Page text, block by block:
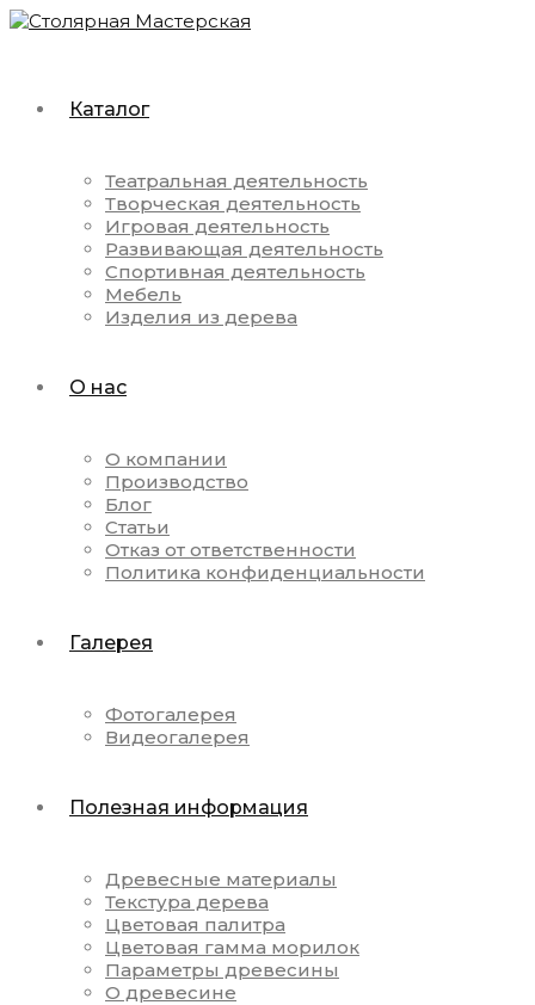
Каталог
Театральная деятельность
Творческая деятельность
Игровая деятельность
Развивающая деятельность
Спортивная деятельность
Мебель
Изделия из дерева
О нас
О компании
Производство
Блог
Статьи
Отказ от ответственности
Политика конфиденциальности
Галерея
Фотогалерея
Видеогалерея
Полезная информация
Древесные материалы
Текстура дерева
Цветовая палитра
Цветовая гамма морилок
Параметры древесины
О древесине